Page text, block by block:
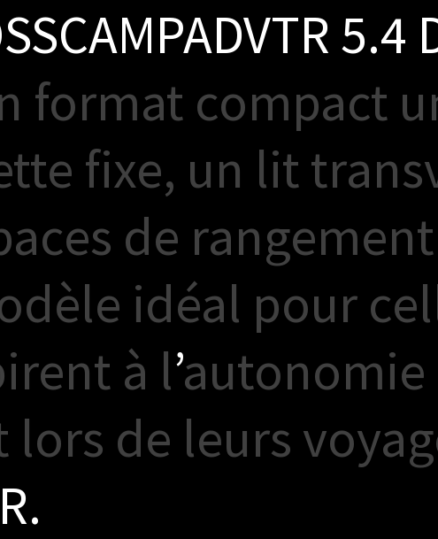
SSCAMPADVTR 5.4
format compact u
tte fixe, un littrans
aces de rangement
dèle idéal pour cel
irent à l’autonomie
lors de leurs voyag
R.